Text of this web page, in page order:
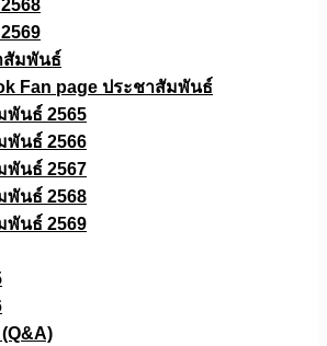
สัมพันธ์
Fan page ประชาสัมพันธ์
พันธ์ 2565
พันธ์ 2566
พันธ์ 2567
พันธ์ 2568
พันธ์ 2569